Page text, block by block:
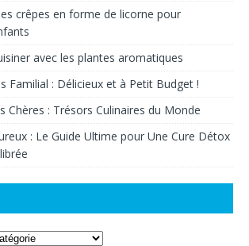
crêpes en forme de licorne pour
avec les plantes aromatiques
Familial : Délicieux et à Petit Budget !
Chères : Trésors Culinaires du Monde
: Le Guide Ultime pour Une Cure Détox